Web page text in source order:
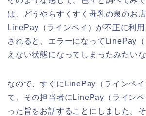
は、どうやらすくすく母乳の泉のお
LinePay（ラインペイ）が不正に利
されると、エラーになってLinePay
えない状態になってしまったみたいな
なので、すぐにLinePay（ラインペ
て、その担当者にLinePay（ライン
った旨をお話することにしました。